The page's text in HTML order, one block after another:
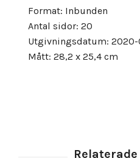
Format: Inbunden
Antal sidor: 20
Utgivningsdatum: 2020-
Mått: 28,2 x 25,4 cm